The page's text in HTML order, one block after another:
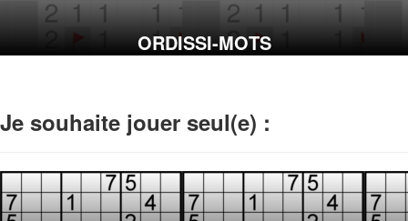
ORDISSI-MOTS
Je souhaite jouer seul(e) :